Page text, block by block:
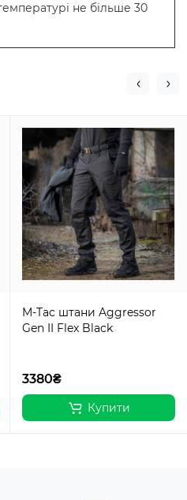
не більше 30
M-Tac штани Aggressor
Gen II Flex Black
3380₴
Купити